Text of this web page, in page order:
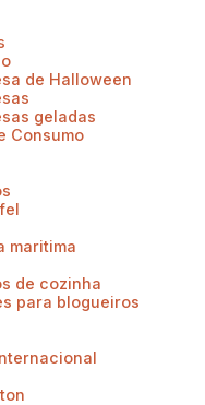
de Halloween
geladas
Consumo
maritima
de cozinha
para blogueiros